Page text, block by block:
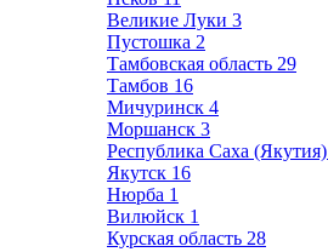
Великие Луки 3
Пустошка 2
Тамбовская область 29
Тамбов 16
Мичуринск 4
Моршанск 3
Республика Саха (Якутия)
Якутск 16
Нюрба 1
Вилюйск 1
Курская область 28